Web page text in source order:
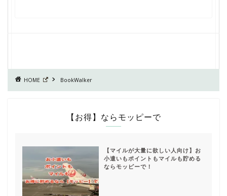
HOME BookWalker
【お得】ならモッピーで
【マイルが大量に欲しい人向け】お
小遣いもポイントもマイルも貯める
ならモッピーで！